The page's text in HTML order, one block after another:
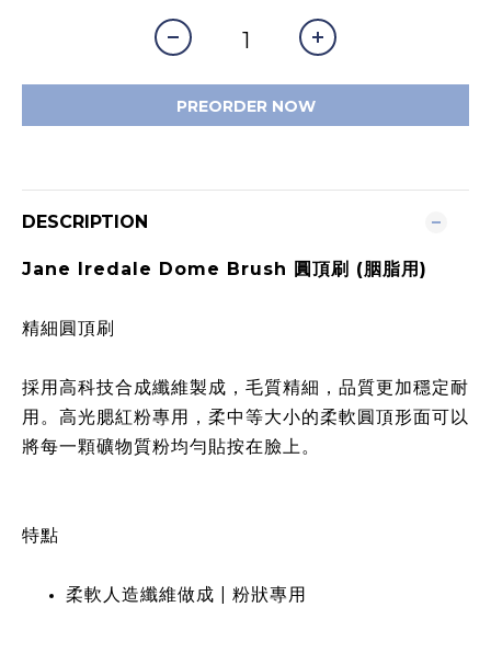
PREORDER NOW
DESCRIPTION
Jane Iredale Dome Brush 圓頂刷 (胭脂用)
精細圓頂刷
採用高科技合成纖維製成，毛質精細，品質更加穩定耐
用。高光腮紅粉專用，柔中等大小的柔軟圓頂形面可以
將每一顆礦物質粉均勻貼按在臉上。
特點
柔軟人造纖維做成 | 粉狀專用